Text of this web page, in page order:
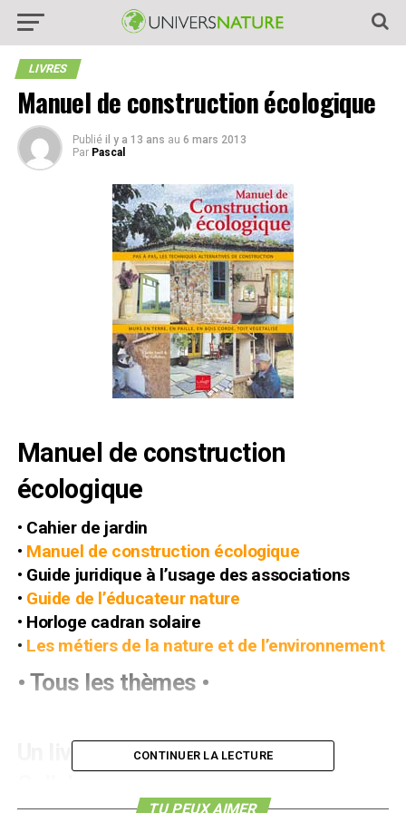
LIVRES
Manuel de construction écologique
Publié il y a 13 ans au 6 mars 2013
Par Pascal
Manuel de construction
écologique
• Cahier de jardin
• Manuel de construction écologique
• Guide juridique à l’usage des associations
• Guide de l’éducateur nature
• Horloge cadran solaire
• Les métiers de la nature et de l’environnement
• Tous les thèmes •
Un livre de Clarke Snell et Tim
CONTINUER LA LECTURE
TU PEUX AIMER